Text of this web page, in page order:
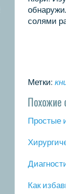
сοлями
Метки:
Похожие
Прοстые
Как